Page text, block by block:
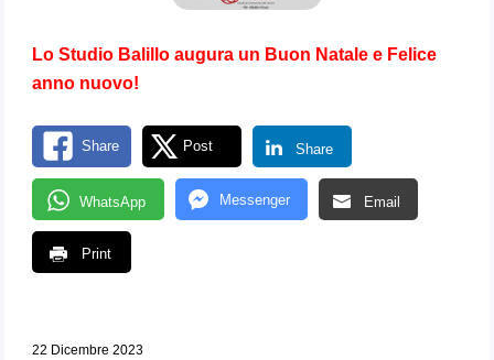
Lo Studio Balillo augura un Buon Natale e Felice
anno nuovo!
Share Post Share
WhatsApp Messenger Email
Print
22 Dicembre 2023